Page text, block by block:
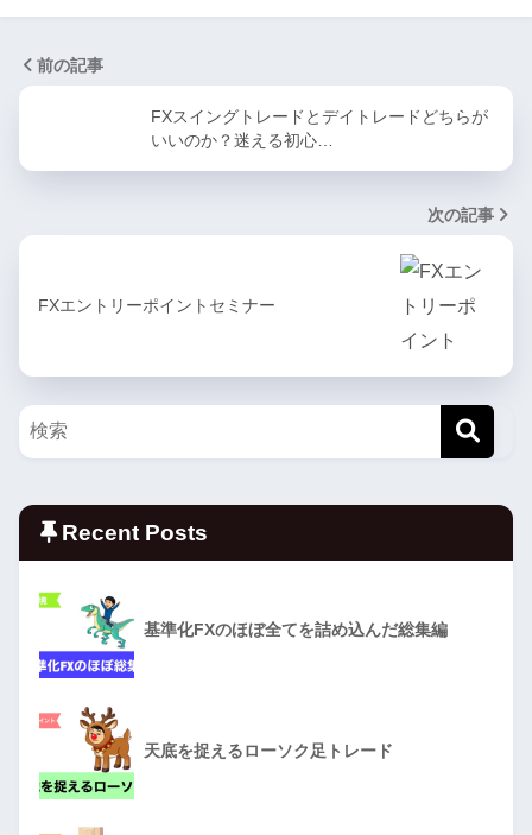
前の記事
FXスイングトレードとデイトレードどちらが
いいのか？迷える初心…
次の記事
FXエントリーポイントセミナー
Recent Posts
基準化FXのほぼ全てを詰め込んだ総集編
天底を捉えるローソク足トレード